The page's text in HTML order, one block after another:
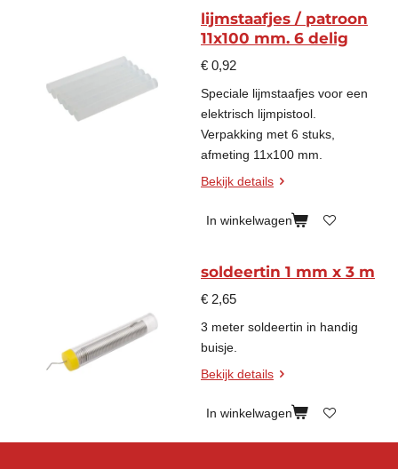
lijmstaafjes / patroon
11x100 mm. 6 delig
€ 0,92
Speciale lijmstaafjes voor een
elektrisch lijmpistool.
Verpakking met 6 stuks,
afmeting 11x100 mm.
Bekijk details
In winkelwagen
soldeertin 1 mm x 3 m
€ 2,65
3 meter soldeertin in handig
buisje.
Bekijk details
In winkelwagen